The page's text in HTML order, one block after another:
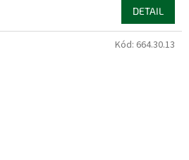
DETAIL
Kód: 664.30.13